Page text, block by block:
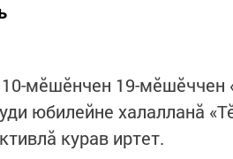
мӗшӗнчен 19-мӗшӗччен
юбилейне халалланӑ
курав иртет.